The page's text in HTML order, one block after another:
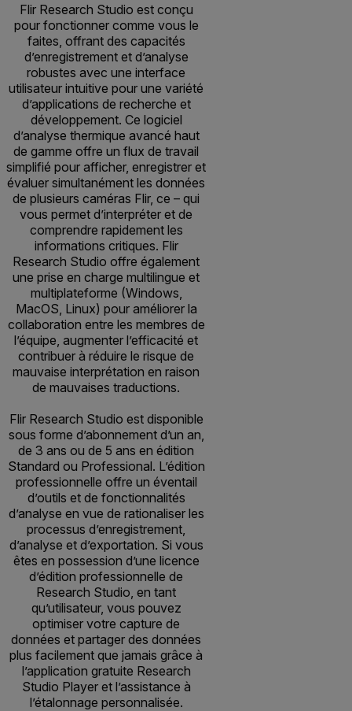
Flir Research Studio est conçu
pour fonctionner comme vous le
faites, offrant des capacités
d’enregistrement et d’analyse
robustes avec une interface
utilisateur intuitive pour une variété
d’applications de recherche et
développement. Ce logiciel
d’analyse thermique avancé haut
de gamme offre un flux de travail
simplifié pour afficher, enregistrer et
évaluer simultanément les données
de plusieurs caméras Flir, ce – qui
vous permet d’interpréter et de
comprendre rapidement les
informations critiques. Flir
Research Studio offre également
une prise en charge multilingue et
multiplateforme (Windows,
MacOS, Linux) pour améliorer la
collaboration entre les membres de
l’équipe, augmenter l’efficacité et
contribuer à réduire le risque de
mauvaise interprétation en raison
de mauvaises traductions.
Flir Research Studio est disponible
sous forme d’abonnement d’un an,
de 3 ans ou de 5 ans en édition
Standard ou Professional. L’édition
professionnelle offre un éventail
d’outils et de fonctionnalités
d’analyse en vue de rationaliser les
processus d’enregistrement,
d’analyse et d’exportation. Si vous
êtes en possession d’une licence
d’édition professionnelle de
Research Studio, en tant
qu’utilisateur, vous pouvez
optimiser votre capture de
données et partager des données
plus facilement que jamais grâce à
l’application gratuite Research
Studio Player et l’assistance à
l’étalonnage personnalisée.